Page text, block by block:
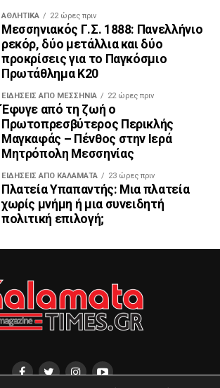
ΑΘΛΗΤΙΚΆ 22 ώρες πριν
Μεσσηνιακός Γ.Σ. 1888: Πανελλήνιο
ρεκόρ, δύο μετάλλια και δύο
προκρίσεις για το Παγκόσμιο
Πρωτάθλημα Κ20
ΕΙΔΉΣΕΙΣ ΑΠΟ ΜΕΣΣΗΝΊΑ 22 ώρες πριν
Έφυγε από τη ζωή ο
Πρωτοπρεσβύτερος Περικλής
Μαγκαφάς – Πένθος στην Ιερά
Μητρόπολη Μεσσηνίας
ΕΙΔΗΣΕΙΣ ΑΠΟ ΚΑΛΑΜΑΤΑ 23 ώρες πριν
Πλατεία Υπαπαντής: Μια πλατεία
χωρίς μνήμη ή μια συνειδητή
πολιτική επιλογή;